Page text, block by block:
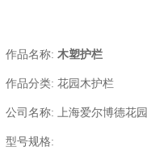
作品名称: 木塑护栏
作品分类: 花园木护栏
公司名称: 上海爱尔博德花
型号规格: